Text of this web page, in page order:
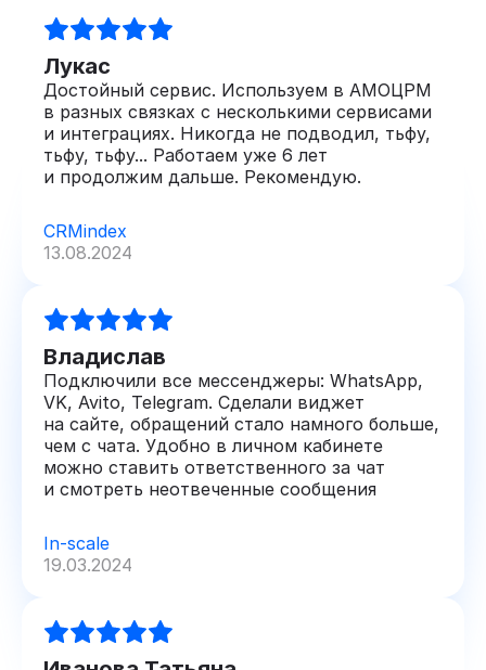
Лукас
Достойный сервис. Используем в АМОЦРМ
в разных связках с несколькими сервисами
и интеграциях. Никогда не подводил, тьфу,
тьфу, тьфу... Работаем уже 6 лет
и продолжим дальше. Рекомендую.
CRMindex
13.08.2024
Владислав
Подключили все мессенджеры: WhatsApp,
VK, Avito, Telegram. Сделали виджет
на сайте, обращений стало намного больше,
чем с чата. Удобно в личном кабинете
можно ставить ответственного за чат
и смотреть неотвеченные сообщения
In-scale
19.03.2024